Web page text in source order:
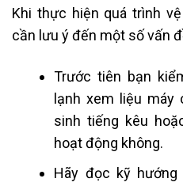
Khi thực hiện quá trình
cần lưu ý đến một số vấn
Trước tiên bạn
lạnh xem liệu máy
sinh tiếng kêu
hoạt động không.
Hãy đọc kỹ